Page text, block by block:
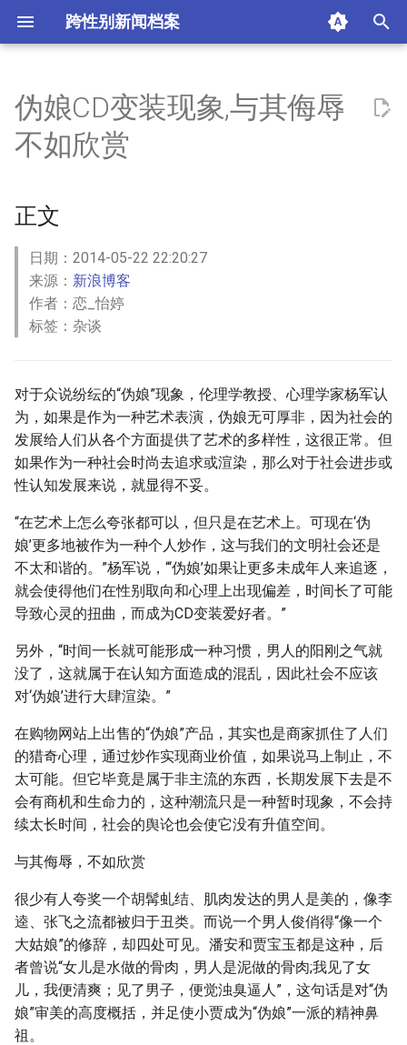
跨性别新闻档案
a
n
g
s
e
a
r
c
h
正文
附加信息 [Processed Page
伪娘CD变装现象,与其侮辱
不如欣赏
正文
日期：2014-05-22 22:20:27
来源： 新浪博客
作者：恋_怡婷
标签：杂谈
对于众说纷纭的“伪娘”现象，伦理学教授、心理学家杨军认
为，如果是作为一种艺术表演，伪娘无可厚非，因为社会的
发展给人们从各个方面提供了艺术的多样性，这很正常。但
如果作为一种社会时尚去追求或渲染，那么对于社会进步或
性认知发展来说，就显得不妥。
“在艺术上怎么夸张都可以，但只是在艺术上。可现在‘伪
娘’更多地被作为一种个人炒作，这与我们的文明社会还是
不太和谐的。”杨军说，“‘伪娘’如果让更多未成年人来追逐，
就会使得他们在性别取向和心理上出现偏差，时间长了可能
导致心灵的扭曲，而成为CD变装爱好者。”
另外，“时间一长就可能形成一种习惯，男人的阳刚之气就
没了，这就属于在认知方面造成的混乱，因此社会不应该
对‘伪娘’进行大肆渲染。”
在购物网站上出售的“伪娘”产品，其实也是商家抓住了人们
的猎奇心理，通过炒作实现商业价值，如果说马上制止，不
太可能。但它毕竟是属于非主流的东西，长期发展下去是不
会有商机和生命力的，这种潮流只是一种暂时现象，不会持
续太长时间，社会的舆论也会使它没有升值空间。
与其侮辱，不如欣赏
很少有人夸奖一个胡髯虬结、肌肉发达的男人是美的，像李
逵、张飞之流都被归于丑类。而说一个男人俊俏得“像一个
大姑娘”的修辞，却四处可见。潘安和贾宝玉都是这种，后
者曾说“女儿是水做的骨肉，男人是泥做的骨肉;我见了女
儿，我便清爽；见了男子，便觉浊臭逼人”，这句话是对“伪
娘”审美的高度概括，并足使小贾成为“伪娘”一派的精神鼻
祖。